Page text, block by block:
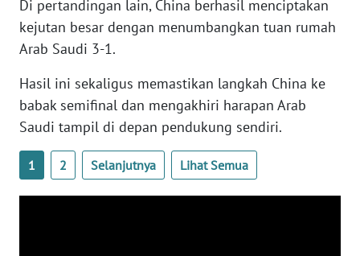
Di pertandingan lain, China berhasil menciptakan
kejutan besar dengan menumbangkan tuan rumah
Arab Saudi 3-1.
Hasil ini sekaligus memastikan langkah China ke
babak semifinal dan mengakhiri harapan Arab
Saudi tampil di depan pendukung sendiri.
1 2 Selanjutnya Lihat Semua
JAKARTA
WN
JABAR
BANTEN
WN
NTT